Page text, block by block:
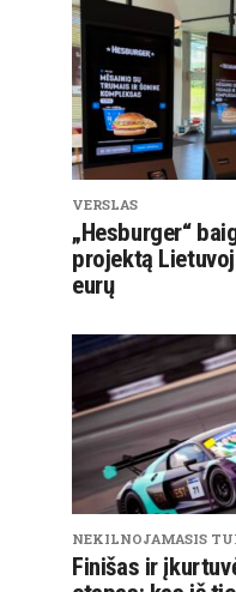
VERSLAS
„Hesburger“
projektą
eurų
NEKILNOJAMASIS
Finišas ir